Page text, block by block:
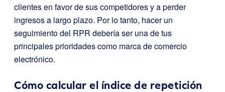
clientes en favor de sus competidores y a perder
ingresos a largo plazo. Por lo tanto, hacer un
seguimiento del RPR debería ser una de tus
principales prioridades como marca de comercio
electrónico.
Cómo calcular el índice de repetición